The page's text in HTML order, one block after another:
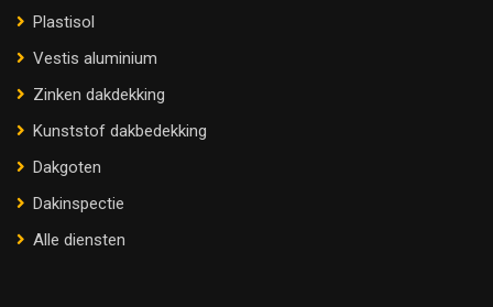
Plastisol
Vestis aluminium
Zinken dakdekking
Kunststof dakbedekking
Dakgoten
Dakinspectie
Alle diensten